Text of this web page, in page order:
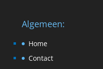
Algemeen:
Home
Contact